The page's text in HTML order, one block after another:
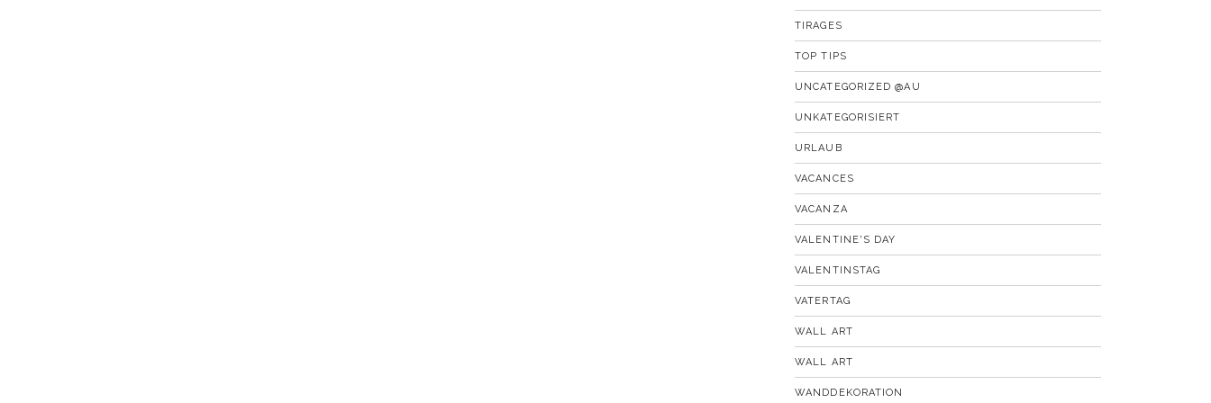
TIRAGES
TOP TIPS
UNCATEGORIZED @AU
UNKATEGORISIERT
URLAUB
VACANCES
VACANZA
VALENTINE'S DAY
VALENTINSTAG
VATERTAG
WALL ART
WALL ART
WANDDEKORATION